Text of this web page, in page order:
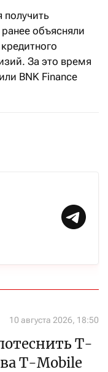
объясняли
За это время
BNK Finance
10 августа 2026, 18:50
T-
T-Mobile